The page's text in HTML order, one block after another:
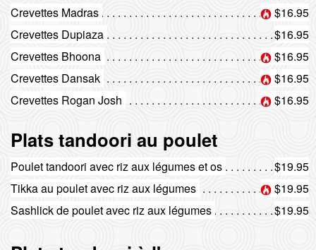
Crevettes Madras
$16.95
Crevettes Dupiaza
$16.95
Crevettes Bhoona
$16.95
Crevettes Dansak
$16.95
Crevettes Rogan Josh
$16.95
Plats tandoori au poulet
Poulet tandoori avec riz aux légumes et os
$19.95
Tikka au poulet avec riz aux légumes
$19.95
Sashlick de poulet avec riz aux légumes
$19.95